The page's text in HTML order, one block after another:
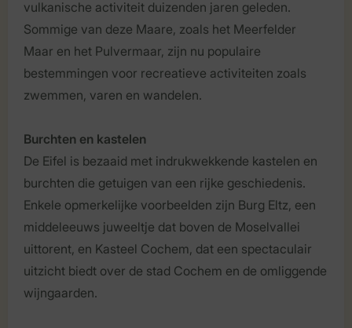
vulkanische activiteit duizenden jaren geleden.
Sommige van deze Maare, zoals het Meerfelder
Maar en het Pulvermaar, zijn nu populaire
bestemmingen voor recreatieve activiteiten zoals
zwemmen, varen en wandelen.
Burchten en kastelen
De Eifel is bezaaid met indrukwekkende kastelen en
burchten die getuigen van een rijke geschiedenis.
Enkele opmerkelijke voorbeelden zijn Burg Eltz, een
middeleeuws juweeltje dat boven de Moselvallei
uittorent, en Kasteel Cochem, dat een spectaculair
uitzicht biedt over de stad Cochem en de omliggende
wijngaarden.